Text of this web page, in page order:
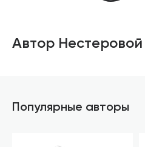
Автор
Популярные авторы